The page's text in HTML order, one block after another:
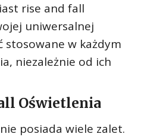
rise and fall
uniwersalnej
stosowane w każdym
niezależnie od ich
Oświetlenia
posiada wiele zalet.